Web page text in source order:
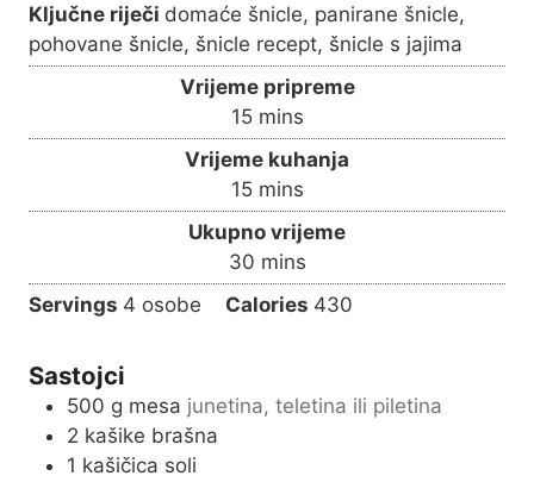
Ključne riječi domaće šnicle, panirane šnicle,
pohovane šnicle, šnicle recept, šnicle s jajima
Vrijeme pripreme
15m
i
n
u
t
e
s
mins
Vrijeme kuhanja
15m
i
n
u
t
mins
Ukupno vrijeme
30m
i
n
e
mins
Servings 4 osobe Calories 430
Sastojci
500 g mesa junetina, teletina ili piletina
2 kašike brašna
1 kašičica soli